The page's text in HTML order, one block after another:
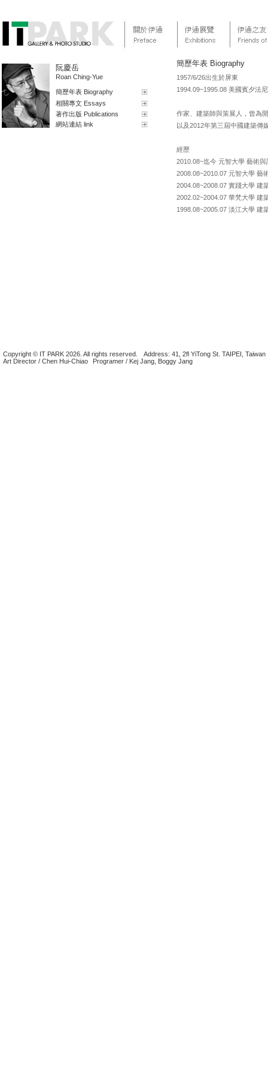
阮慶岳
Roan Ching-Yue
簡歷年表 Biography
相關專文 Essays
著作出版 Publications
網站連結 link
簡歷年表 Biography
1957/6/26出生於屏東
1994.09~1995.08 美國賓夕法
作家、建築師與策展人，曾為
以及2012年第三屆中國建築傳
經歷
2010.08~迄今 元智大學 藝術
2008.08~2010.07 元智大學 藝
2004.08~2008.07 實踐大學 建
2002.02~2004.07 華梵大學 建
1998.08~2005.07 淡江大學 建
Copyright © IT PARK 2026. All rights reserved.
Address: 41, 2fl YiTong St. TAIPEI, Taiwan
Art Director / Chen Hui-Chiao
Programer / Kej Jang, Boggy Jang